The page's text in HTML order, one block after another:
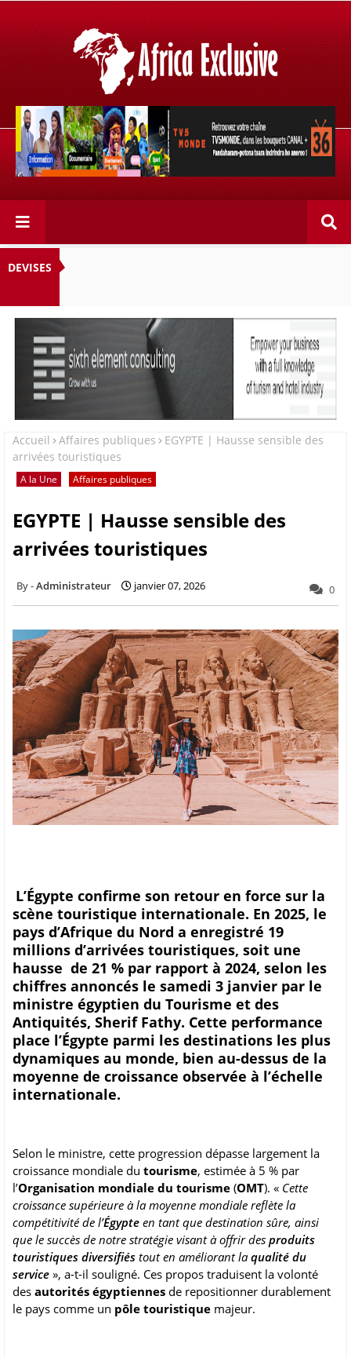
Retrouvez votre chaîne @TV5MONDE, dans les bouquets
CANAL+ 36 . Fandaharam-potoana tsara indrindra ho
anareo!
DEVISES
Accueil Affaires publiques
EGYPTE | Hausse sensible des
arrivées touristiques
A la Une Affaires publiques
EGYPTE | Hausse sensible des
arrivées touristiques
Administrateur janvier 07, 2026 0
L’Égypte confirme son retour en force sur la
scène touristique internationale. En 2025, le
pays d’Afrique du Nord a enregistré 19
millions d’arrivées touristiques, soit une
hausse de 21 % par rapport à 2024, selon les
chiffres annoncés le samedi 3 janvier par le
ministre égyptien du Tourisme et des
Antiquités, Sherif Fathy. Cette performance
place l’Égypte parmi les destinations les plus
dynamiques au monde, bien au-dessus de la
moyenne de croissance observée à l’échelle
internationale.
Selon le ministre, cette progression dépasse largement la
croissance mondiale du tourisme, estimée à 5 % par
l’Organisation mondiale du tourisme (OMT). « Cette
croissance supérieure à la moyenne mondiale reflète la
compétitivité de l’Égypte en tant que destination sûre, ainsi
que le succès de notre stratégie visant à offrir des produits
touristiques diversifiés tout en améliorant laqualité du
service », a-t-il souligné. Ces propos traduisent la volonté
des autorités égyptiennes de repositionner durablement
le pays comme un pôle touristique majeur.